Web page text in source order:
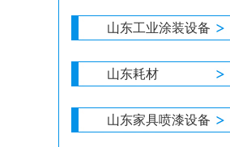
山东工业涂装设备
山东耗材
山东家具喷漆设备